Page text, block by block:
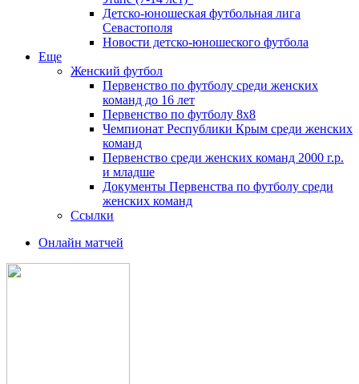
Детско-юношеская футбольная лига
Севастополя
Новости детско-юношеского футбола
Еще
Женский футбол
Первенство по футболу среди женских
команд до 16 лет
Первенство по футболу 8х8
Чемпионат Республики Крым среди женских
команд
Первенство среди женских команд 2000 г.р.
и младше
Документы Первенства по футболу среди
женских команд
Ссылки
Онлайн матчей